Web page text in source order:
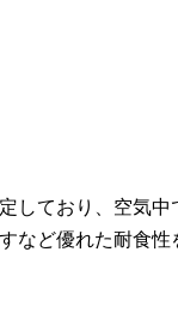
しており、空気中
など優れた耐食性